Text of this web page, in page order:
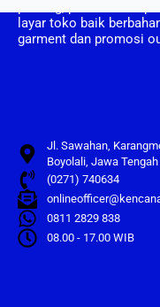
layar toko baik
garment dan promosi
Jl. Sawahan,
Boyolali, Jawa
(0271) 740634
0811 2829 838
08.00 - 17.00 WIB